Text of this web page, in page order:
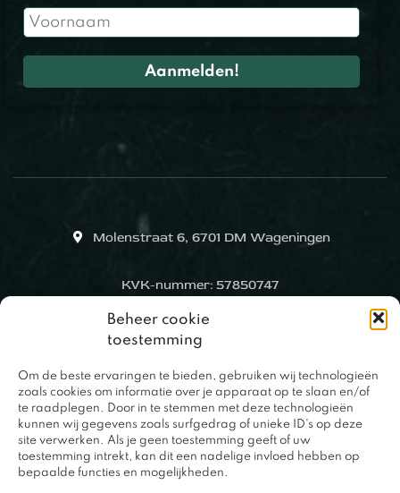
Beheer cookie
toestemming
Om de beste ervaringen te bieden, gebruiken wij technologieën
zoals cookies om informatie over je apparaat op te slaan en/of
te raadplegen. Door in te stemmen met deze technologieën
kunnen wij gegevens zoals surfgedrag of unieke ID's op deze
site verwerken. Als je geen toestemming geeft of uw
toestemming intrekt, kan dit een nadelige invloed hebben op
bepaalde functies en mogelijkheden.
Molenstraat 6, 6701 DM Wageningen
KVK-nummer: 57850747
0317 – 420848